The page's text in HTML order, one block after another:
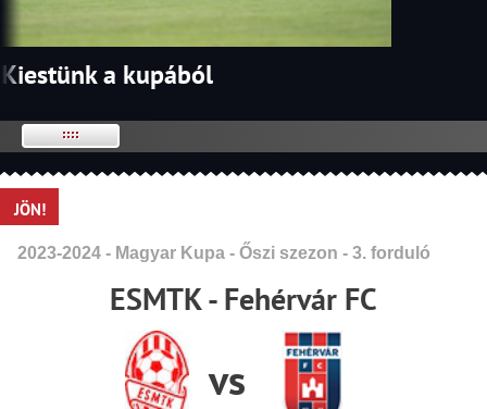
Kiestünk a kupából
JÖN!
2023-2024 - Magyar Kupa - Őszi szezon - 3. forduló
ESMTK - Fehérvár FC
vs